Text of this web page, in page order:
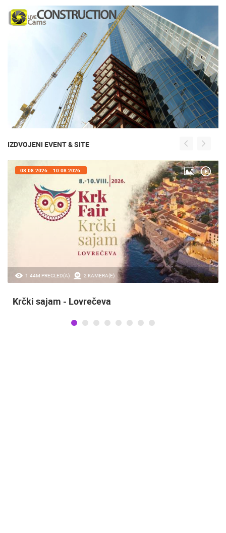
IZDVOJENI EVENT & SITE
0 PREGLED(A) 3 KAMERA(E)
05.08.2026. - 08.08.2026.
Maraton lađa